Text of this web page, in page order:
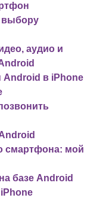
выбору
аудио и
Android в iPhone
смартфона: мой
базе Android